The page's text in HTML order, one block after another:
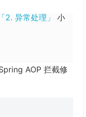
「2. 异常处理」
小
AOP 拦截修